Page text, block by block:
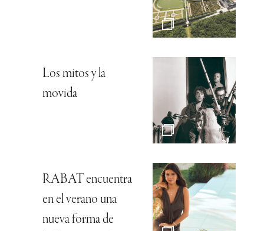
Los mitos y la
movida
RABAT encuentra
en el verano una
nueva forma de